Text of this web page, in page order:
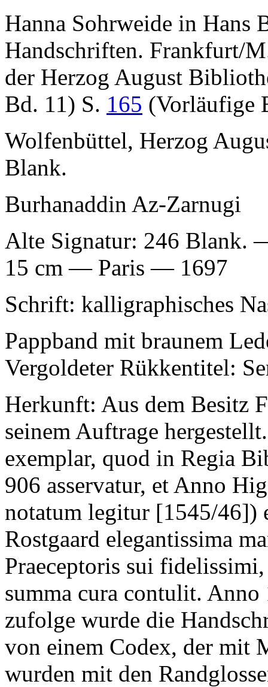
Hanna Sohrweide in Hans
Handschriften. Frankfurt/
der Herzog August
Bd. 11) S. 165 (Vorläufige
Wolfenbüttel, Herzog
Blank.
Burhanaddin Az-Zarnugi
Alte Signatur: 246 Blank.
15 cm — Paris — 1697
Schrift: kalligraphisches
Pappband mit braunem
Vergoldeter Rükkentitel:
Herkunft: Aus dem Besitz
seinem Auftrage
exemplar, quod in Regia
906 asservatur, et Anno
notatum legitur [1545/46])
Rostgaard elegantissima
Praeceptoris sui
summa cura contulit. Anno
zufolge wurde die
von einem Codex, der mit
wurden mit den